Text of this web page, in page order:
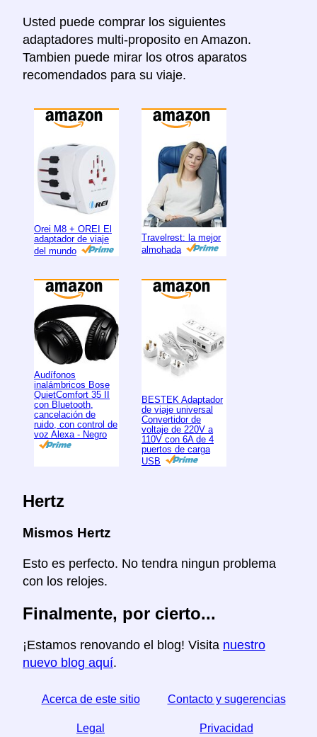
Usted puede comprar los siguientes
adaptadores multi-proposito en Amazon.
Tambien puede mirar los otros aparatos
recomendados para su viaje.
Orei M8 + OREI El
adaptador de viaje
del mundo
Travelrest: la mejor
almohada
Audífonos
inalámbricos Bose
QuietComfort 35 II
con Bluetooth,
cancelación de
ruido, con control de
voz Alexa - Negro
BESTEK Adaptador
de viaje universal
Convertidor de
voltaje de 220V a
110V con 6A de 4
puertos de carga
USB
Hertz
Mismos Hertz
Esto es perfecto. No tendra ningun problema
con los relojes.
Finalmente, por cierto...
¡Estamos renovando el blog! Visita nuestro
nuevo blog aquí.
Acerca de este sitio Contacto y sugerencias
Legal Privacidad